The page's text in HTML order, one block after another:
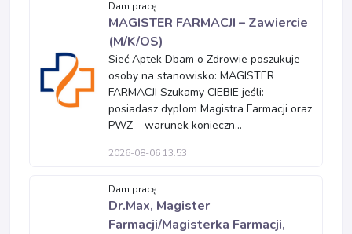
Dam pracę
MAGISTER FARMACJI – Zawiercie
(M/K/OS)
Sieć Aptek Dbam o Zdrowie poszukuje
osoby na stanowisko: MAGISTER
FARMACJI Szukamy CIEBIE jeśli:
posiadasz dyplom Magistra Farmacji oraz
PWZ – warunek konieczn...
2026-08-06 13:53
Dam pracę
Dr.Max, Magister
Farmacji/Magisterka Farmacji,